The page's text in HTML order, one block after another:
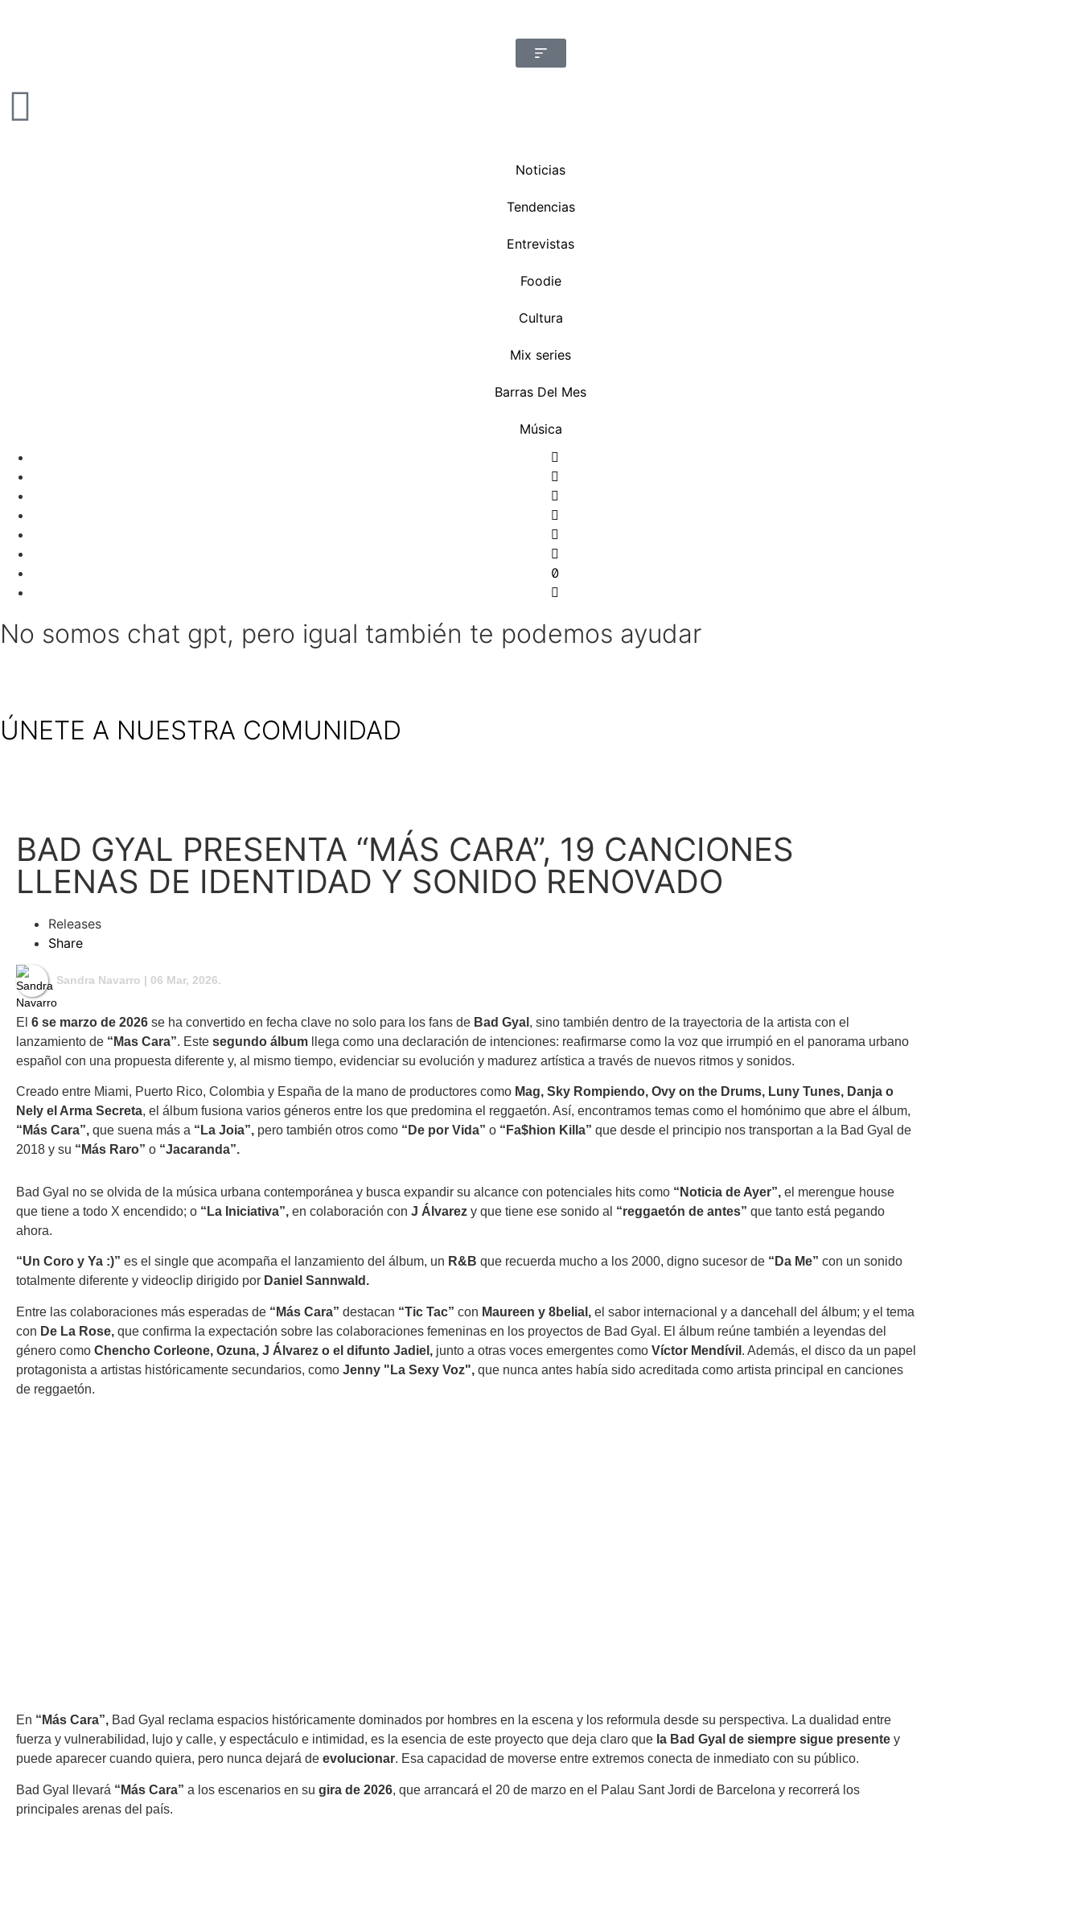
Noticias
Tendencias
Entrevistas
Foodie
Cultura
Mix series
Barras Del Mes
Música
No somos chat gpt, pero igual también te podemos ayudar
ÚNETE A NUESTRA COMUNIDAD
BAD GYAL PRESENTA “MÁS CARA”, 19 CANCIONES
LLENAS DE IDENTIDAD Y SONIDO RENOVADO
Releases
Share
Sandra Navarro | 06 Mar, 2026.
El 6 se marzo de 2026 se ha convertido en fecha clave no solo para los fans de Bad Gyal , sino también dentro de la trayectoria de la artista con el
lanzamiento de “Mas Cara”. Este segundo álbum llega como una declaración de intenciones: reafirmarse como la voz que irrumpió en el panorama urbano
español con una propuesta diferente y, al mismo tiempo, evidenciar su evolución y madurez artística a través de nuevos ritmos y sonidos.
Creado entre Miami, Puerto Rico, Colombia y España de la mano de productores como Mag, Sky Rompiendo, Ovy on the Drums, Luny Tunes, Danja o
Nely el Arma Secreta, el álbum fusiona varios géneros entre los que predomina el reggaetón. Así, encontramos temas como el homónimo que abre el álbum,
“Más Cara”, que suena más a “La Joia”, pero también otros como “De por Vida” o “Fa$hion Killa” que desde el principio nos transportan a la Bad Gyal de
2018 y su “Más Raro” o “Jacaranda”.
Bad Gyal no se olvida de la música urbana contemporánea y busca expandir su alcance con potenciales hits como “Noticia de Ayer”, el merengue house
que tiene a todo X encendido; o “La Iniciativa”, en colaboración con J Álvarez y que tiene ese sonido al “reggaetón de antes” que tanto está pegando
ahora.
“Un Coro y Ya :)” es el single que acompaña el lanzamiento del álbum, un R&B que recuerda mucho a los 2000, digno sucesor de “Da Me” con un sonido
totalmente diferente y videoclip dirigido por Daniel Sannwald.
Entre las colaboraciones más esperadas de “Más Cara” destacan “Tic Tac” con Maureen y 8belial, el sabor internacional y a dancehall del álbum; y el tema
con De La Rose, que confirma la expectación sobre las colaboraciones femeninas en los proyectos de Bad Gyal. El álbum reúne también a leyendas del
género como Chencho Corleone, Ozuna, J Álvarez o el difunto Jadiel, junto a otras voces emergentes como Víctor Mendívil . Además, el disco da un papel
protagonista a artistas históricamente secundarios, como Jenny "La Sexy Voz", que nunca antes había sido acreditada como artista principal en canciones
de reggaetón.
En “Más Cara”, Bad Gyal reclama espacios históricamente dominados por hombres en la escena y los reformula desde su perspectiva. La dualidad entre
fuerza y vulnerabilidad, lujo y calle, y espectáculo e intimidad, es la esencia de este proyecto que deja claro que la Bad Gyal de siempre sigue presente y
puede aparecer cuando quiera, pero nunca dejará de evolucionar. Esa capacidad de moverse entre extremos conecta de inmediato con su público.
Bad Gyal llevará “Más Cara” a los escenarios en su gira de 2026, que arrancará el 20 de marzo en el Palau Sant Jordi de Barcelona y recorrerá los
principales arenas del país.